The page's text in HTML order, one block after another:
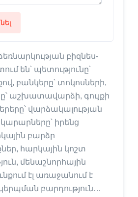
բիզնես-
են՝ պետությունը՝
բանկերը՝ տոկոսների,
աշխատավարձի, գույքի
վարձակալության
իրենց
բարձր
հարկային կոշտ
մենաշնորհային
էլ առաջանում է
բարդություն…